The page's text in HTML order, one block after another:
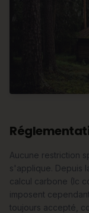
Aucune restriction
s'applique. Depuis
calcul carbone (Ic
imposent
toujours accepté,